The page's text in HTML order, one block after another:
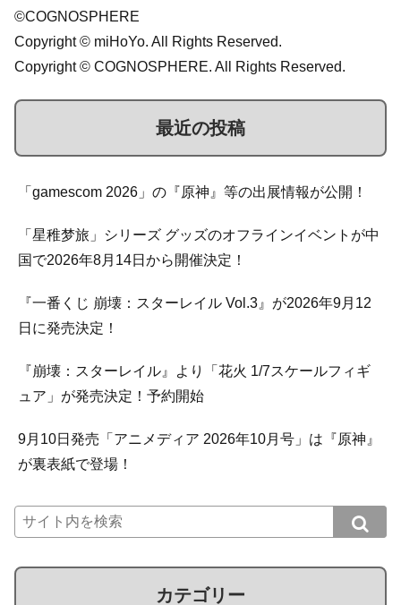
©COGNOSPHERE
Copyright © miHoYo. All Rights Reserved.
Copyright © COGNOSPHERE. All Rights Reserved.
最近の投稿
「gamescom 2026」の『原神』等の出展情報が公開！
「星稚梦旅」シリーズ グッズのオフラインイベントが中
国で2026年8月14日から開催決定！
『一番くじ 崩壊：スターレイル Vol.3』が2026年9月12
日に発売決定！
『崩壊：スターレイル』より「花火 1/7スケールフィギ
ュア」が発売決定！予約開始
9月10日発売「アニメディア 2026年10月号」は『原神』
が裏表紙で登場！
カテゴリー